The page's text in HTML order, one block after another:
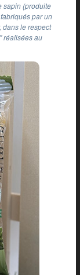
sapin (produite
par un
dans le respect
réalisées au